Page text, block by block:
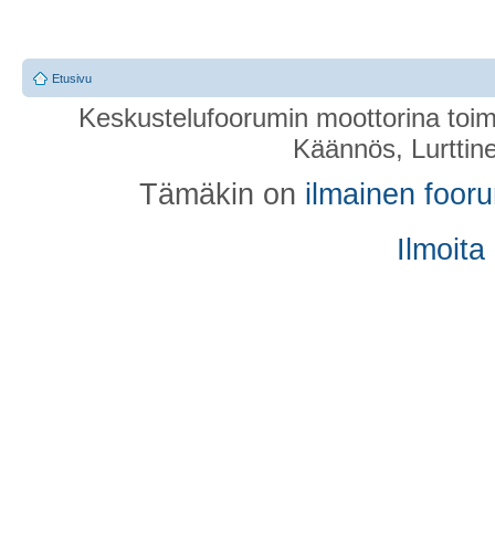
Etusivu
Keskustelufoorumin moottorina
Käännös,
Tämäkin on ilmainen